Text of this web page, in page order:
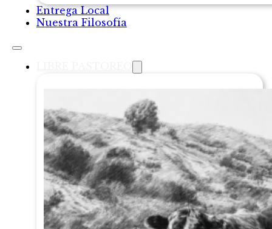
Entrega Local
Nuestra Filosofía